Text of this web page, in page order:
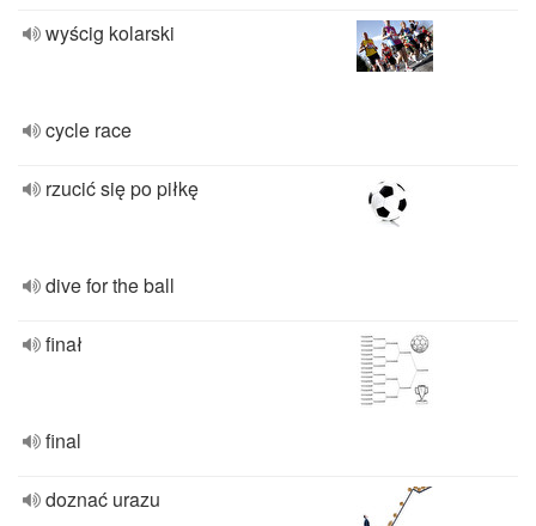
wyścig kolarski
cycle race
rzucić się po piłkę
dive for the ball
finał
final
doznać urazu